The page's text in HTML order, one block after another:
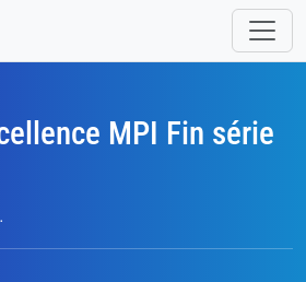
MPI Fin série